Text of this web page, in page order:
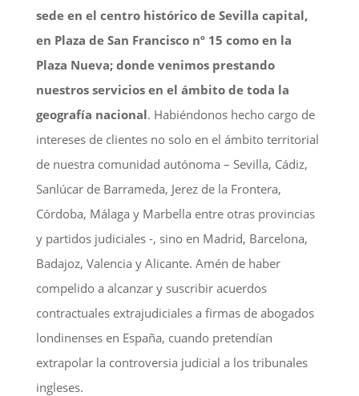
sede en el centro histórico de Sevilla capital,
en Plaza de San Francisco nº 15 como en la
Plaza Nueva; donde venimos prestando
nuestros servicios en el ámbito de toda la
geografía nacional. Habiéndonos hecho cargo de
intereses de clientes no solo en el ámbito territorial
de nuestra comunidad autónoma – Sevilla, Cádiz,
Sanlúcar de Barrameda, Jerez de la Frontera,
Córdoba, Málaga y Marbella entre otras provincias
y partidos judiciales -, sino en Madrid, Barcelona,
Badajoz, Valencia y Alicante. Amén de haber
compelido a alcanzar y suscribir acuerdos
contractuales extrajudiciales a firmas de abogados
londinenses en España, cuando pretendían
extrapolar la controversia judicial a los tribunales
ingleses.